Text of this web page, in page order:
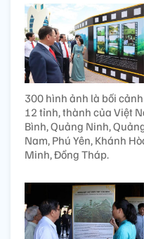
300 hình ảnh là bối
12 tỉnh, thành của Việt
Bình, Quảng Ninh,
Nam, Phú Yên, Khánh
Minh, Đồng Tháp.